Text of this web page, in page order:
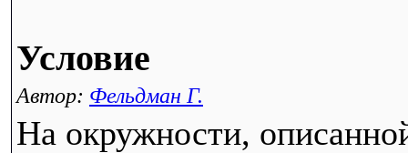
Условие
Автор: Фельдман Г.
На окружности,